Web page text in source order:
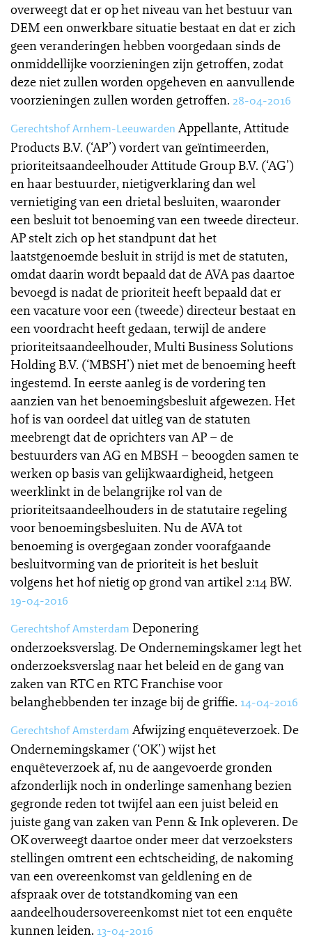
overweegt dat er op het niveau van het bestuur van
DEM een onwerkbare situatie bestaat en dat er zich
geen veranderingen hebben voorgedaan sinds de
onmiddellijke voorzieningen zijn getroffen, zodat
deze niet zullen worden opgeheven en aanvullende
voorzieningen zullen worden getroffen. 28-04-2016
Gerechtshof Arnhem-Leeuwarden Appellante, Attitude
Products B.V. (‘AP’) vordert van geïntimeerden,
prioriteitsaandeelhouder Attitude Group B.V. (‘AG’)
en haar bestuurder, nietigverklaring dan wel
vernietiging van een drietal besluiten, waaronder
een besluit tot benoeming van een tweede directeur.
AP stelt zich op het standpunt dat het
laatstgenoemde besluit in strijd is met de statuten,
omdat daarin wordt bepaald dat de AVA pas daartoe
bevoegd is nadat de prioriteit heeft bepaald dat er
een vacature voor een (tweede) directeur bestaat en
een voordracht heeft gedaan, terwijl de andere
prioriteitsaandeelhouder, Multi Business Solutions
Holding B.V. (‘MBSH’) niet met de benoeming heeft
ingestemd. In eerste aanleg is de vordering ten
aanzien van het benoemingsbesluit afgewezen. Het
hof is van oordeel dat uitleg van de statuten
meebrengt dat de oprichters van AP – de
bestuurders van AG en MBSH – beoogden samen te
werken op basis van gelijkwaardigheid, hetgeen
weerklinkt in de belangrijke rol van de
prioriteitsaandeelhouders in de statutaire regeling
voor benoemingsbesluiten. Nu de AVA tot
benoeming is overgegaan zonder voorafgaande
besluitvorming van de prioriteit is het besluit
volgens het hof nietig op grond van artikel 2:14 BW.
19-04-2016
Gerechtshof Amsterdam Deponering
onderzoeksverslag. De Ondernemingskamer legt het
onderzoeksverslag naar het beleid en de gang van
zaken van RTC en RTC Franchise voor
belanghebbenden ter inzage bij de griffie. 14-04-2016
Gerechtshof Amsterdam Afwijzing enquêteverzoek. De
Ondernemingskamer (‘OK’) wijst het
enquêteverzoek af, nu de aangevoerde gronden
afzonderlijk noch in onderlinge samenhang bezien
gegronde reden tot twijfel aan een juist beleid en
juiste gang van zaken van Penn & Ink opleveren. De
OK overweegt daartoe onder meer dat verzoeksters
stellingen omtrent een echtscheiding, de nakoming
van een overeenkomst van geldlening en de
afspraak over de totstandkoming van een
aandeelhoudersovereenkomst niet tot een enquête
kunnen leiden. 13-04-2016